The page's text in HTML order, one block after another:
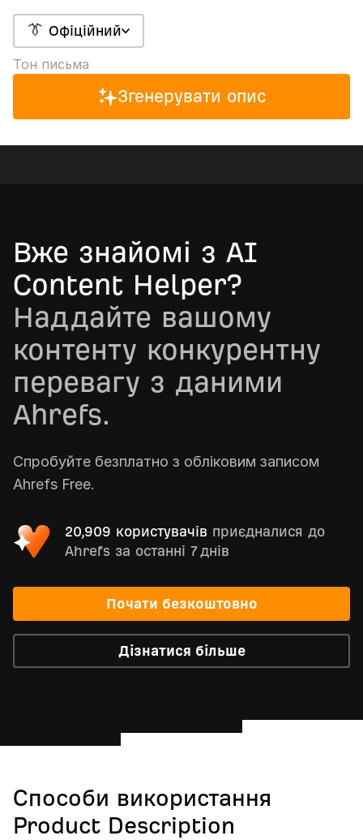
👔 Офіційний
Тон письма
Згенерувати опис
Вже знайомі з AI
Content Helper?
Наддайте вашому
контенту конкурентну
перевагу з даними
Ahrefs.
Спробуйте безплатно з обліковим записом
Ahrefs Free.
20,909 користувачів приєдналися до
Ahrefs за останні 7 днів
Почати безкоштовно
Дізнатися більше
Способи використання
Product Description